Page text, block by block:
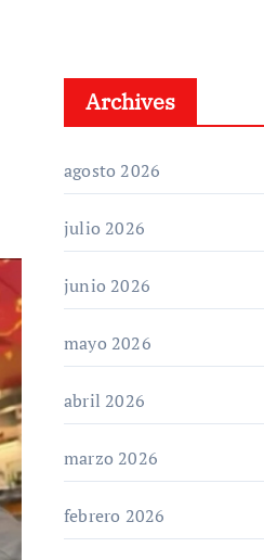
Archives
agosto 2026
julio 2026
junio 2026
mayo 2026
abril 2026
marzo 2026
febrero 2026